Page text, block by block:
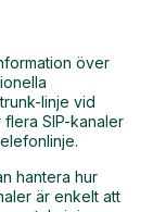
över
linje vid
flera SIP-kanaler
hantera hur
är enkelt att